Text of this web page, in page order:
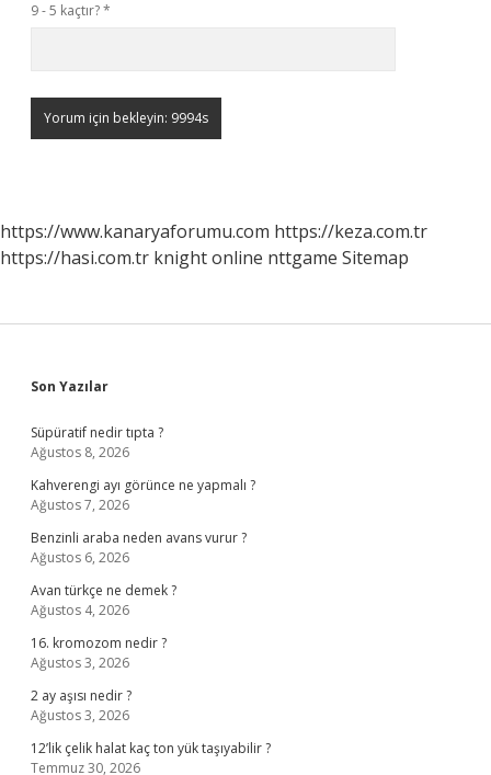
9 - 5 kaçtır?*
https://www.kanaryaforumu.com https://keza.com.tr
https://hasi.com.tr knight online nttgame Sitemap
Sidebar
Son Yazılar
Süpüratif nedir tıpta ?
Ağustos 8, 2026
Kahverengi ayı görünce ne yapmalı ?
Ağustos 7, 2026
Benzinli araba neden avans vurur ?
Ağustos 6, 2026
Avan türkçe ne demek ?
Ağustos 4, 2026
16. kromozom nedir ?
Ağustos 3, 2026
2 ay aşısı nedir ?
Ağustos 3, 2026
12’lik çelik halat kaç ton yük taşıyabilir ?
Temmuz 30, 2026